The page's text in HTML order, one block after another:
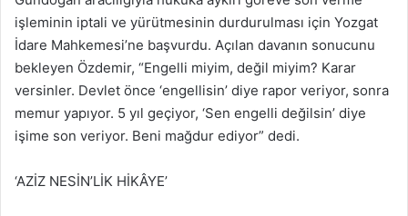
işleminin iptali ve yürütmesinin durdurulması için Yozgat
İdare Mahkemesi’ne başvurdu. Açılan davanın sonucunu
bekleyen Özdemir, “Engelli miyim, değil miyim? Karar
versinler. Devlet önce ‘engellisin’ diye rapor veriyor, sonra
memur yapıyor. 5 yıl geçiyor, ‘Sen engelli değilsin’ diye
işime son veriyor. Beni mağdur ediyor” dedi.
‘AZİZ NESİN’LİK HİKÂYE’